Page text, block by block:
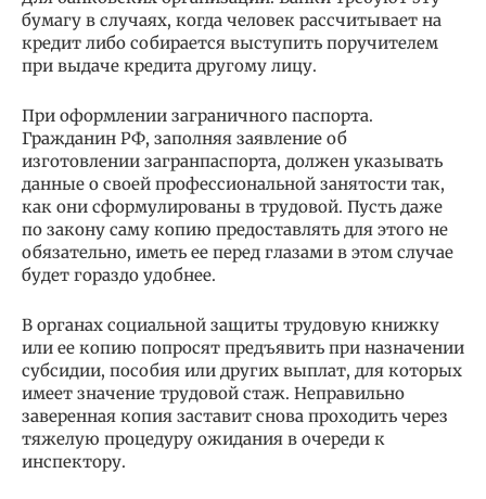
бумагу в случаях, когда человек рассчитывает на
кредит либо собирается выступить поручителем
при выдаче кредита другому лицу.
При оформлении заграничного паспорта.
Гражданин РФ, заполняя заявление об
изготовлении загранпаспорта, должен указывать
данные о своей профессиональной занятости так,
как они сформулированы в трудовой. Пусть даже
по закону саму копию предоставлять для этого не
обязательно, иметь ее перед глазами в этом случае
будет гораздо удобнее.
В органах социальной защиты трудовую книжку
или ее копию попросят предъявить при назначении
субсидии, пособия или других выплат, для которых
имеет значение трудовой стаж. Неправильно
заверенная копия заставит снова проходить через
тяжелую процедуру ожидания в очереди к
инспектору.